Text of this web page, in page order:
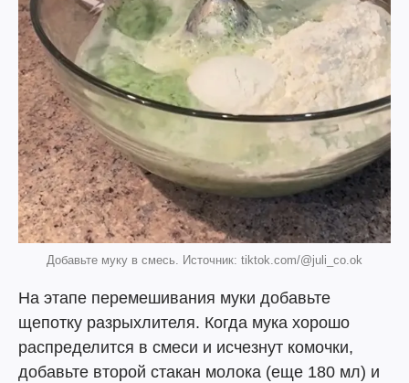
Добавьте муку в смесь. Источник: tiktok.com/@juli_co.ok
На этапе перемешивания муки добавьте
щепотку разрыхлителя. Когда мука хорошо
распределится в смеси и исчезнут комочки,
добавьте второй стакан молока (еще 180 мл) и